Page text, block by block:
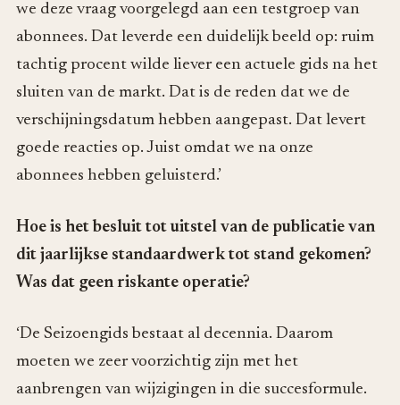
we deze vraag voorgelegd aan een testgroep van
abonnees. Dat leverde een duidelijk beeld op: ruim
tachtig procent wilde liever een actuele gids na het
sluiten van de markt. Dat is de reden dat we de
verschijningsdatum hebben aangepast. Dat levert
goede reacties op. Juist omdat we na onze
abonnees hebben geluisterd.’
Hoe is het besluit tot uitstel van de publicatie van
dit jaarlijkse standaardwerk tot stand gekomen?
Was dat geen riskante operatie?
‘De Seizoengids bestaat al decennia. Daarom
moeten we zeer voorzichtig zijn met het
aanbrengen van wijzigingen in die succesformule.